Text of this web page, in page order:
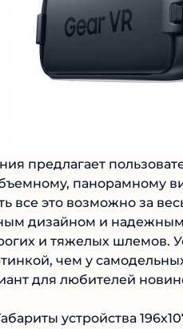
предлагает
панорамному
все это возможно за
дизайном и
и тяжелых шлемов.
чем у
для любителей
устройства